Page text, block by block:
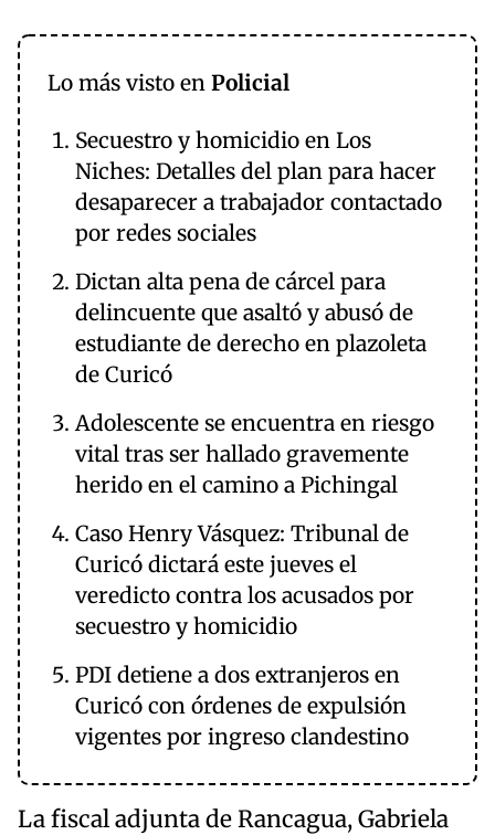
Lo más visto en Policial
Secuestro y homicidio en Los
Niches: Detalles del plan para hacer
desaparecer a trabajador contactado
por redes sociales
Dictan alta pena de cárcel para
delincuente que asaltó y abusó de
estudiante de derecho en plazoleta
de Curicó
Adolescente se encuentra en riesgo
vital tras ser hallado gravemente
herido en el camino a Pichingal
Caso Henry Vásquez: Tribunal de
Curicó dictará este jueves el
veredicto contra los acusados por
secuestro y homicidio
PDI detiene a dos extranjeros en
Curicó con órdenes de expulsión
vigentes por ingreso clandestino
La fiscal adjunta de Rancagua, Gabriela